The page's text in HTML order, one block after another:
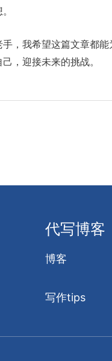
，我希望这篇文章都
，迎接未来的挑战。
代写博客
博客
写作tips